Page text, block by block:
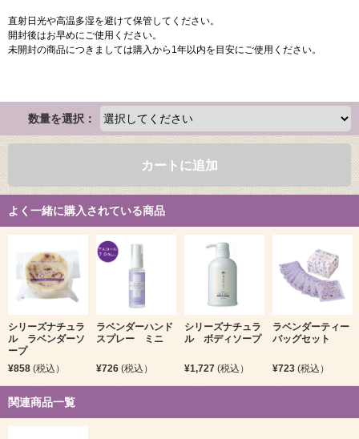
直射日光や高温多湿を避けて保管してください。
開封後はお早めにご使用ください。
未開封の商品につきましては購入から1年以内を目安にご使用ください。
数量を選択：
カートに追加
よく一緒に購入されている商品
シリーズナチュラ
ル ラベンダーソ
ープ
¥858 (税込）
ラベンダーハンド
スプレー ミニ
¥726 (税込）
シリーズナチュラ
ル ボディソープ
¥1,727 (税込）
ラベンダーティー
バッグセット
¥723 (税込）
関連商品一覧